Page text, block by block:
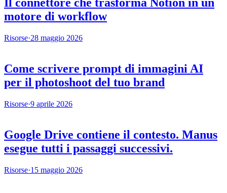
Il connettore che trasforma Notion in un
motore di workflow
Risorse·28 maggio 2026
Come scrivere prompt di immagini AI
per il photoshoot del tuo brand
Risorse·9 aprile 2026
Google Drive contiene il contesto. Manus
esegue tutti i passaggi successivi.
Risorse·15 maggio 2026